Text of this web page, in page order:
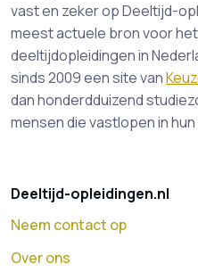
vast en zeker op Deeltijd-
meest actuele bron voor
deeltijdopleidingen in
sinds 2009 een site van
dan honderdduizend
mensen die vastlopen in
Deeltijd-opleidingen.nl
Neem contact op
Over ons